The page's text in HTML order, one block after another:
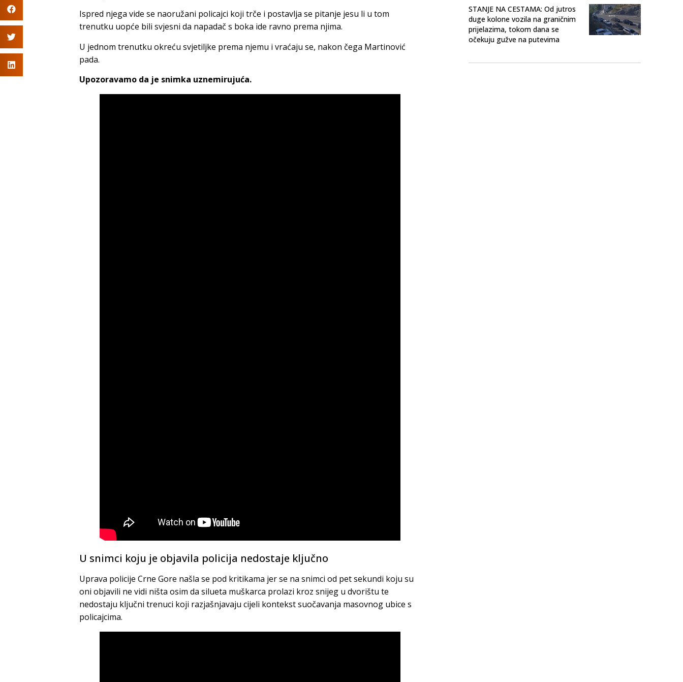
Ispred njega vide se naoružani policajci koji trče i postavlja se pitanje jesu li u tom
trenutku uopće bili svjesni da napadač s boka ide ravno prema njima.
U jednom trenutku okreću svjetiljke prema njemu i vraćaju se, nakon čega Martinović
pada.
Upozoravamo da je snimka uznemirujuća.
U snimci koju je objavila policija nedostaje ključno
Uprava policije Crne Gore našla se pod kritikama jer se na snimci od pet sekundi koju su
oni objavili ne vidi ništa osim da silueta muškarca prolazi kroz snijeg u dvorištu te
nedostaju ključni trenuci koji razjašnjavaju cijeli kontekst suočavanja masovnog ubice s
policajcima.
STANJE NA CESTAMA: Od jutros
duge kolone vozila na graničnim
prijelazima, tokom dana se
očekuju gužve na putevima